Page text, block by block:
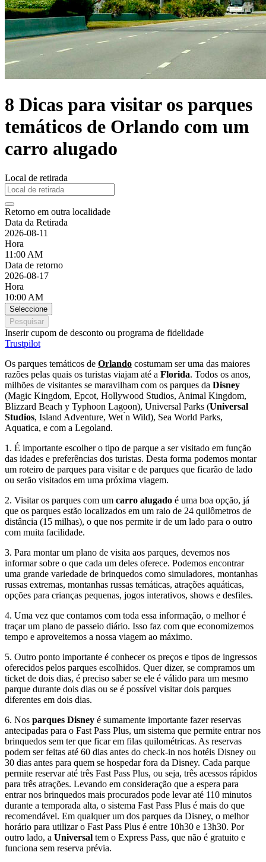
8 Dicas para visitar os parques
temáticos de Orlando com um
carro alugado
Local de retirada
Retorno em outra localidade
Data da Retirada
2026-08-11
Hora
11:00 AM
Data de retorno
2026-08-17
Hora
10:00 AM
Seleccione
Pesquisar
Inserir cupom de desconto ou programa de fidelidade
Trustpilot
Os parques temáticos de Orlando costumam ser uma das maiores
razões pelas quais os turistas viajam até a Florida. Todos os anos,
milhões de visitantes se maravilham com os parques da Disney
(Magic Kingdom, Epcot, Hollywood Studios, Animal Kingdom,
Blizzard Beach y Typhoon Lagoon), Universal Parks (Universal
Studios, Island Adventure, Wet ́n Wild), Sea World Parks,
Aquatica, e com a Legoland.
1. É importante escolher o tipo de parque a ser visitado em função
das idades e preferências dos turistas. Desta forma podemos montar
um roteiro de parques para visitar e de parques que ficarão de lado
ou serão visitados em uma próxima viagem.
2. Visitar os parques com um carro alugado é uma boa opção, já
que os parques estão localizados em um raio de 24 quilômetros de
distância (15 milhas), o que nos permite ir de um lado para o outro
com muita facilidade.
3. Para montar um plano de visita aos parques, devemos nos
informar sobre o que cada um deles oferece. Podemos encontrar
uma grande variedade de brinquedos como simuladores, montanhas
russas extremas, montanhas russas temáticas, atrações aquáticas,
opções para crianças pequenas, jogos interativos, shows e desfiles.
4. Uma vez que contamos com toda essa informação, o melhor é
traçar um plano de passeio diário. Isso faz com que economizemos
tempo e aproveitemos a nossa viagem ao máximo.
5. Outro ponto importante é conhecer os preços e tipos de ingressos
oferecidos pelos parques escolhidos. Quer dizer, se compramos um
ticket de dois dias, é preciso saber se ele é válido para um mesmo
parque durante dois dias ou se é possível visitar dois parques
diferentes em dois dias.
6. Nos parques Disney é sumamente importante fazer reservas
antecipadas para o Fast Pass Plus, um sistema que permite entrar nos
brinquedos sem ter que ficar em filas quilométricas. As reservas
podem ser feitas até 60 dias antes do check-in nos hotéis Disney ou
30 dias antes para quem se hospedar fora da Disney. Cada parque
permite reservar até três Fast Pass Plus, ou seja, três acessos rápidos
para três atrações. Levando em consideração que a espera para
entrar nos brinquedos mais procurados pode levar até 110 minutos
durante a temporada alta, o sistema Fast Pass Plus é mais do que
recomendável. Em qualquer um dos parques da Disney, o melhor
horário para utilizar o Fast Pass Plus é entre 10h30 e 13h30. Por
outro lado, a Universal tem o Express Pass, que não é gratuito e
funciona sem reserva prévia.